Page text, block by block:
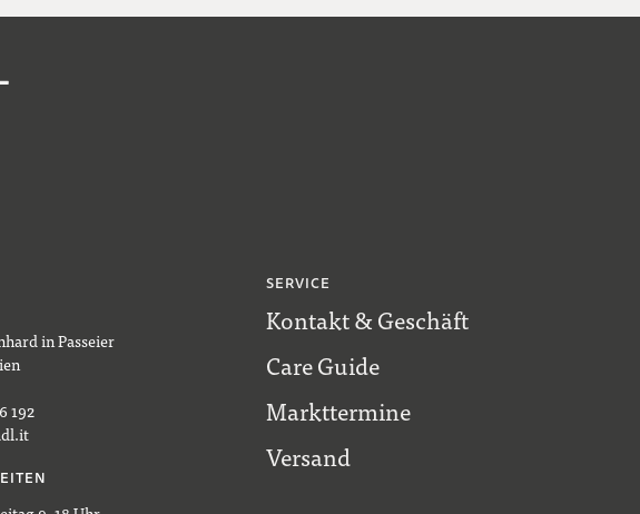
in Passeier
192
SERVICE
Kontakt & Geschäft
Care Guide
Markttermine
Versand